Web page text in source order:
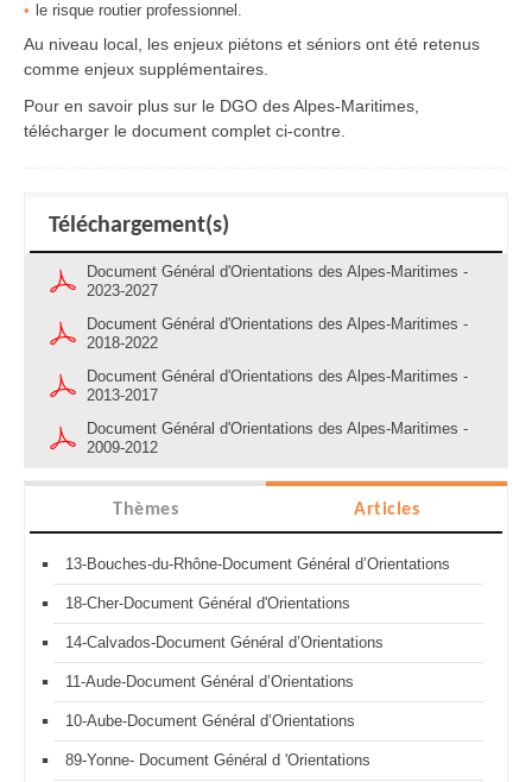
le risque routier professionnel.
Au niveau local, les enjeux piétons et séniors ont été retenus
comme enjeux supplémentaires.
Pour en savoir plus sur le DGO des Alpes-Maritimes,
télécharger le document complet ci-contre.
Téléchargement(s)
Document Général d'Orientations des Alpes-Maritimes -
2023-2027
Document Général d'Orientations des Alpes-Maritimes -
2018-2022
Document Général d'Orientations des Alpes-Maritimes -
2013-2017
Document Général d'Orientations des Alpes-Maritimes -
2009-2012
Thèmes Articles
13-Bouches-du-Rhône-Document Général d’Orientations
18-Cher-Document Général d'Orientations
14-Calvados-Document Général d’Orientations
11-Aude-Document Général d’Orientations
10-Aube-Document Général d’Orientations
89-Yonne- Document Général d 'Orientations